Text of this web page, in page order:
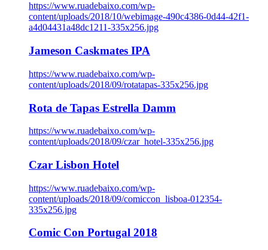
https://www.ruadebaixo.com/wp-
content/uploads/2018/10/webimage-490c4386-0d44-42f1-
a4d04431a48dc1211-335x256.jpg
Jameson Caskmates IPA
https://www.ruadebaixo.com/wp-
content/uploads/2018/09/rotatapas-335x256.jpg
Rota de Tapas Estrella Damm
https://www.ruadebaixo.com/wp-
content/uploads/2018/09/czar_hotel-335x256.jpg
Czar Lisbon Hotel
https://www.ruadebaixo.com/wp-
content/uploads/2018/09/comiccon_lisboa-012354-
335x256.jpg
Comic Con Portugal 2018